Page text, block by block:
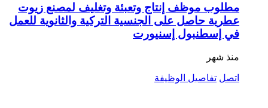
مطلوب موظف إنتاج وتعبئة وتغليف لمصنع زيوت
عطرية حاصل على الجنسية التركية والثانوية للعمل
في إسطنبول إسنيورت
منذ شهر
اتصل تفاصيل الوظيفة